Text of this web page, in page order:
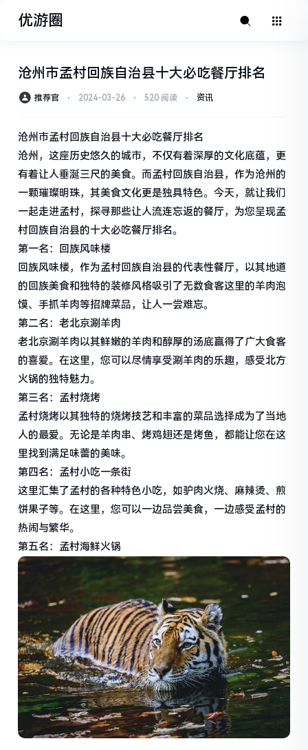
优游圈
沧州市孟村回族自治县十大必吃餐厅排名
推荐官 ⋅ 2024-03-26 ⋅ 520 阅读 ⋅ 资讯
沧州市孟村回族自治县十大必吃餐厅排名
沧州，这座历史悠久的城市，不仅有着深厚的文化底蕴，更
有着让人垂涎三尺的美食。而孟村回族自治县，作为沧州的
一颗璀璨明珠，其美食文化更是独具特色。今天，就让我们
一起走进孟村，探寻那些让人流连忘返的餐厅，为您呈现孟
村回族自治县的十大必吃餐厅排名。
第一名：回族风味楼
回族风味楼，作为孟村回族自治县的代表性餐厅，以其地道
的回族美食和独特的装修风格吸引了无数食客这里的羊肉泡
馍、手抓羊肉等招牌菜品，让人一尝难忘。
第二名：老北京涮羊肉
老北京涮羊肉以其鲜嫩的羊肉和醇厚的汤底赢得了广大食客
的喜爱。在这里，您可以尽情享受涮羊肉的乐趣，感受北方
火锅的独特魅力。
第三名：孟村烧烤
孟村烧烤以其独特的烧烤技艺和丰富的菜品选择成为了当地
人的最爱。无论是羊肉串、烤鸡翅还是烤鱼，都能让您在这
里找到满足味蕾的美味。
第四名：孟村小吃一条街
这里汇集了孟村的各种特色小吃，如驴肉火烧、麻辣烫、煎
饼果子等。在这里，您可以一边品尝美食，一边感受孟村的
热闹与繁华。
第五名：孟村海鲜火锅